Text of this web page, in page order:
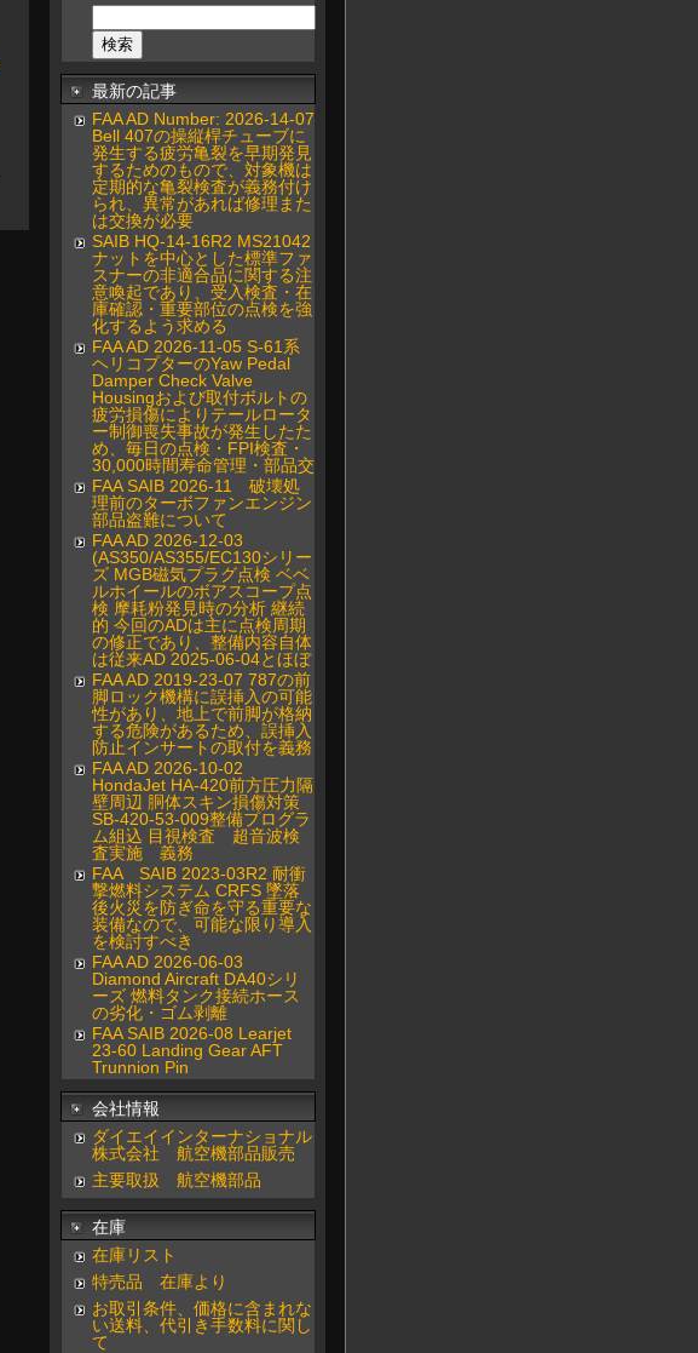
最新の記事
FAA AD Number: 2026-14-07
Bell 407の操縦桿チューブに
発生する疲労亀裂を早期発見
するためのもので、対象機は
定期的な亀裂検査が義務付け
られ、異常があれば修理また
は交換が必要
SAIB HQ-14-16R2 MS21042
ナットを中心とした標準ファ
スナーの非適合品に関する注
意喚起であり、受入検査・在
庫確認・重要部位の点検を強
化するよう求める
FAA AD 2026-11-05 S-61系
ヘリコプターのYaw Pedal
Damper Check Valve
Housingおよび取付ボルトの
疲労損傷によりテールロータ
ー制御喪失事故が発生したた
め、毎日の点検・FPI検査・
30,000時間寿命管理・部品交
FAA SAIB 2026-11 破壊処
理前のターボファンエンジン
部品盗難について
FAA AD 2026-12-03
(AS350/AS355/EC130シリー
ズ MGB磁気プラグ点検 ベベ
ルホイールのボアスコープ点
検 摩耗粉発見時の分析 継続
的 今回のADは主に点検周期
の修正であり、整備内容自体
は従来AD 2025-06-04とほぼ
FAA AD 2019-23-07 787の前
脚ロック機構に誤挿入の可能
性があり、地上で前脚が格納
する危険があるため、誤挿入
防止インサートの取付を義務
FAA AD 2026-10-02
HondaJet HA-420前方圧力隔
壁周辺 胴体スキン損傷対策
SB-420-53-009整備プログラ
ム組込 目視検査 超音波検
査実施 義務
FAA SAIB 2023-03R2 耐衝
撃燃料システム CRFS 墜落
後火災を防ぎ命を守る重要な
装備なので、可能な限り導入
を検討すべき
FAA AD 2026-06-03
Diamond Aircraft DA40シリ
ーズ 燃料タンク接続ホース
の劣化・ゴム剥離
FAA SAIB 2026-08 Learjet
23-60 Landing Gear AFT
Trunnion Pin
会社情報
ダイエイインターナショナル
株式会社 航空機部品販売
主要取扱 航空機部品
在庫
在庫リスト
特売品 在庫より
お取引条件、価格に含まれな
い送料、代引き手数料に関し
て